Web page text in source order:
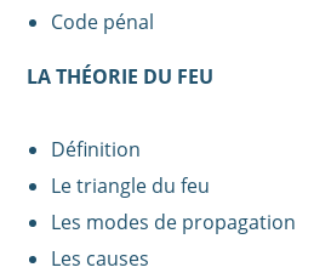
Code pénal
LA THÉORIE DU FEU
Définition
Le triangle du feu
Les modes de propagation
Les causes